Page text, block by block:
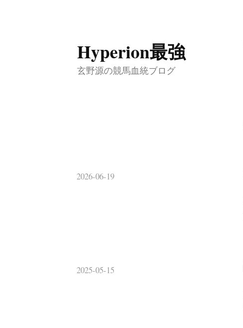
ン
テ
プ
Hyperion最強
玄野源の競馬血統ブログ
2026-06-19
2025-05-15